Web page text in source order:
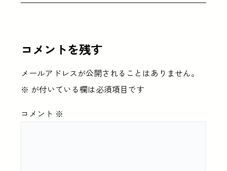
コメントを残す
メールアドレスが公開されることはありません。
※ が付いている欄は必須項目です
コメント ※